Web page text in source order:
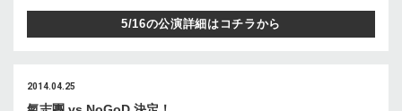
5/16の公演詳細はコチラから
2014.04.25